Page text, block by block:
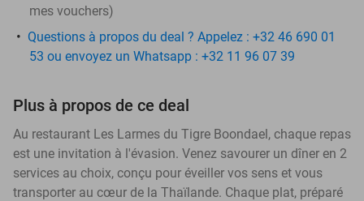
mes vouchers)
Questions à propos du deal ? Appelez : +32 46 690 01
53 ou envoyez un Whatsapp : +32 11 96 07 39
Plus à propos de ce deal
Au restaurant Les Larmes du Tigre Boondael, chaque repas
est une invitation à l'évasion. Venez savourer un dîner en 2
services au choix, conçu pour éveiller vos sens et vous
transporter au cœur de la Thaïlande. Chaque plat, préparé